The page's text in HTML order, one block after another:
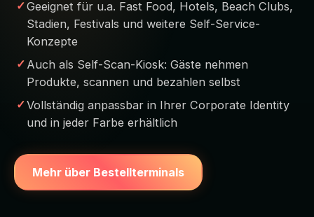
Geeignet für u.a. Fast Food, Hotels, Beach Clubs,
Stadien, Festivals und weitere Self-Service-
Konzepte
Auch als Self-Scan-Kiosk: Gäste nehmen
Produkte, scannen und bezahlen selbst
Vollständig anpassbar in Ihrer Corporate Identity
und in jeder Farbe erhältlich
Mehr über Bestellterminals